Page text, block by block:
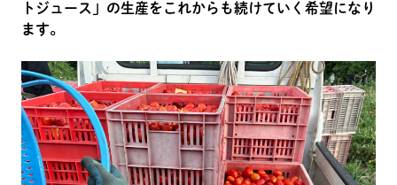
トジュース」の生産をこれからも続けていく希望になり
ます。